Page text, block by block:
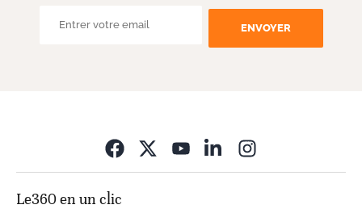
ENVOYER
Le360 en un clic